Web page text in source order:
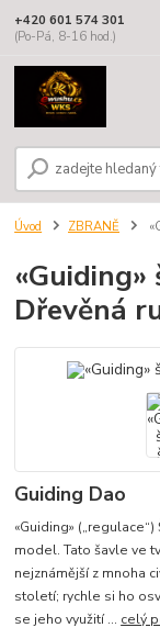
+420 601 574 301
(Po-Pá, 8-16 hod.)
Úvod ZBRANĚ
Dřevěná
Guiding Dao
«Guiding»
model. Tato šavle ve
nejznámější z mnoha
století; rychle si ho
se jeho využití ... celý